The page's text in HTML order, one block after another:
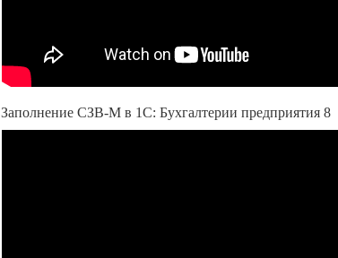
Заполнение СЗВ-М в 1С: Бухгалтерии предприятия 8